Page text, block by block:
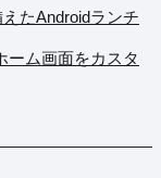
たAndroidランチ
ーム画面をカスタ